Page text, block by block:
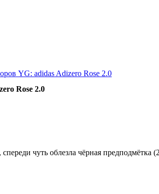
YG: adidas Adizero Rose 2.0
Rose 2.0
спереди чуть облезла чёрная предподмётка